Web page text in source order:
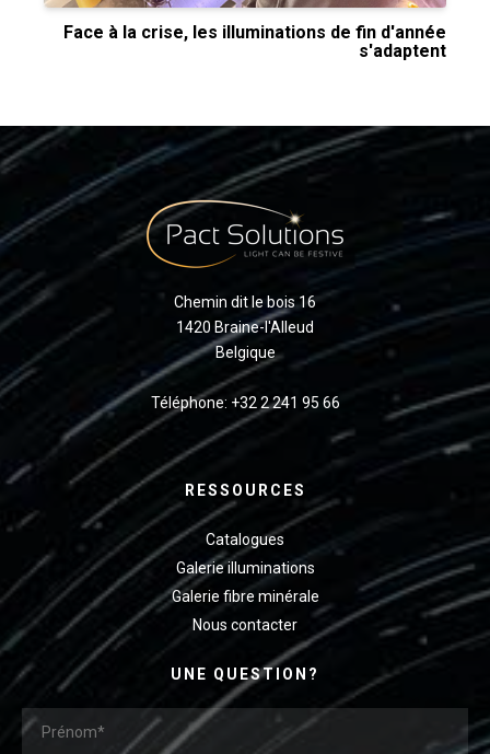
Face à la crise, les illuminations de fin d'année
s'adaptent
Chemin dit le bois 16
1420 Braine-l'Alleud
Belgique
Téléphone: +32 2 241 95 66
RESSOURCES
Catalogues
Galerie illuminations
Galerie fibre minérale
Nous contacter
UNE QUESTION?